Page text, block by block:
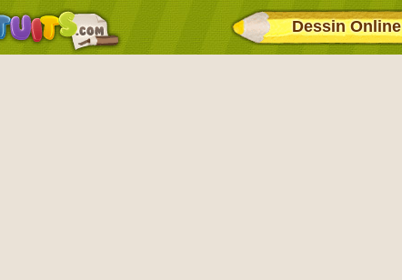
Dessin Online